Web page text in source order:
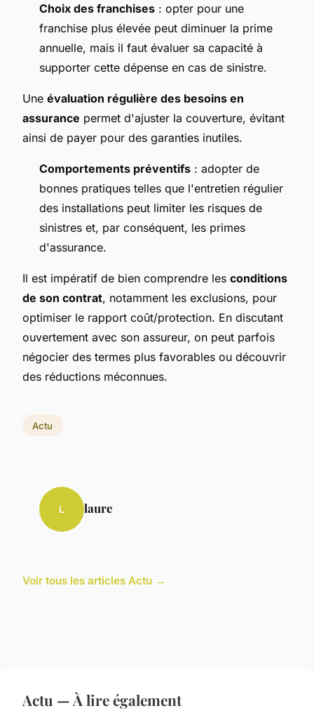
Choix des franchises : opter pour une
franchise plus élevée peut diminuer la prime
annuelle, mais il faut évaluer sa capacité à
supporter cette dépense en cas de sinistre.
Une évaluation régulière des besoins en
assurance permet d'ajuster la couverture, évitant
ainsi de payer pour des garanties inutiles.
Comportements préventifs : adopter de
bonnes pratiques telles que l'entretien régulier
des installations peut limiter les risques de
sinistres et, par conséquent, les primes
d'assurance.
Il est impératif de bien comprendre les conditions
de son contrat, notamment les exclusions, pour
optimiser le rapport coût/protection. En discutant
ouvertement avec son assureur, on peut parfois
négocier des termes plus favorables ou découvrir
des réductions méconnues.
Actu
L laure
Voir tous les articles Actu →
Actu — À lire également